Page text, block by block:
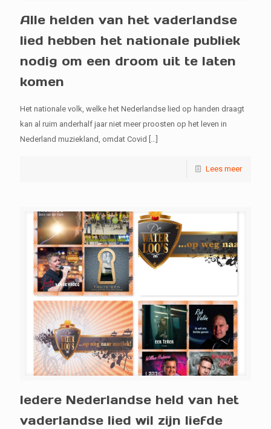
Alle helden van het vaderlandse
lied hebben het nationale publiek
nodig om een droom uit te laten
komen
Het nationale volk, welke het Nederlandse lied op handen draagt
kan al ruim anderhalf jaar niet meer proosten op het leven in
Nederland muziekland, omdat Covid
Lees meer
Iedere Nederlandse held van het
vaderlandse lied wil zijn liefde